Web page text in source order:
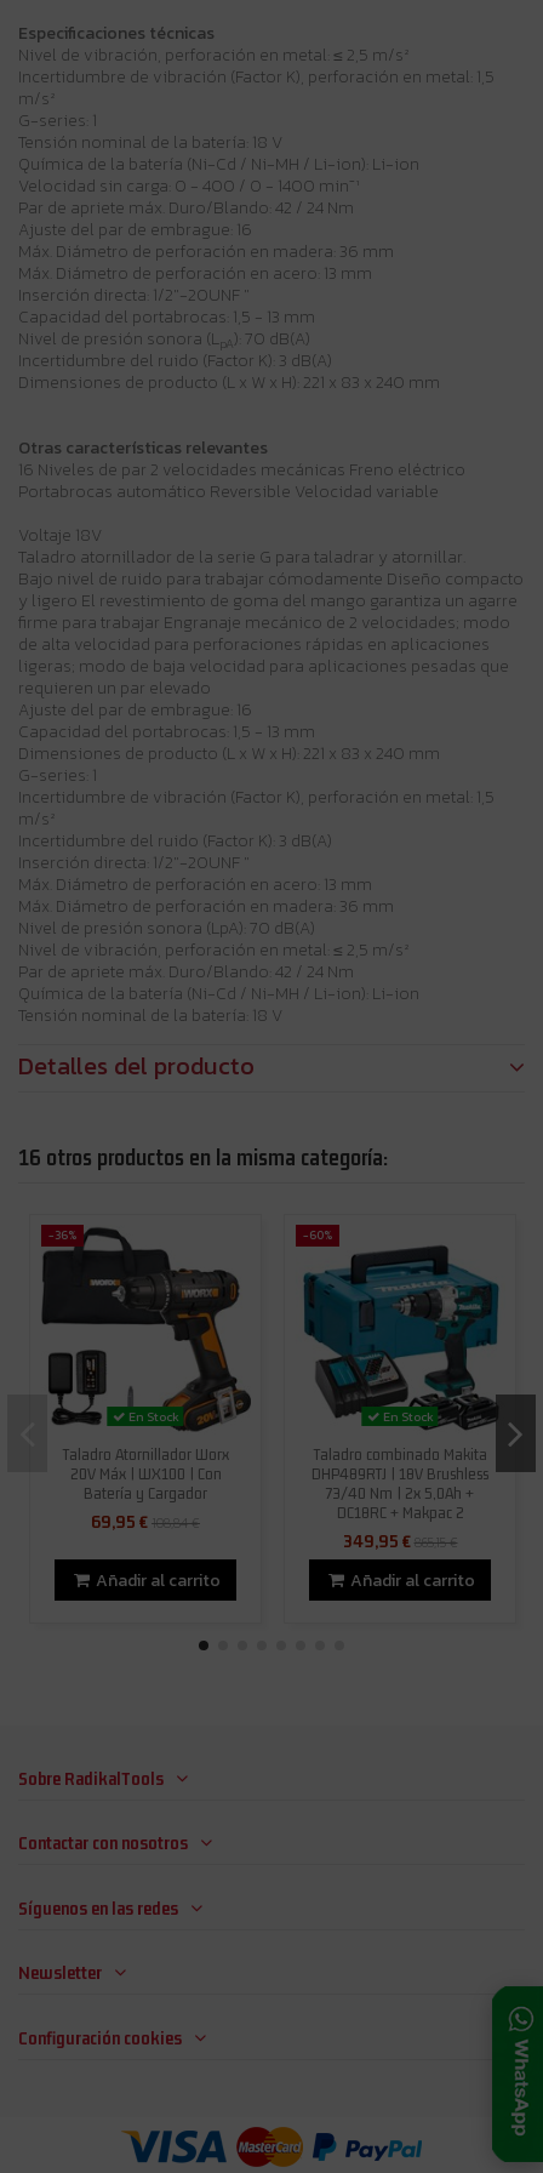
Especificaciones técnicas
Nivel de vibración, perforación en metal: ≤ 2,5 m/s²
Incertidumbre de vibración (Factor K), perforación en metal: 1,5
m/s²
G-series: 1
Tensión nominal de la batería: 18 V
Química de la batería (Ni-Cd / Ni-MH / Li-ion): Li-ion
Velocidad sin carga: 0 - 400 / 0 - 1400 min⁻¹
Par de apriete máx. Duro/Blando: 42 / 24 Nm
Ajuste del par de embrague: 16
Máx. Diámetro de perforación en madera: 36 mm
Máx. Diámetro de perforación en acero: 13 mm
Inserción directa: 1/2"-20UNF "
Capacidad del portabrocas: 1,5 - 13 mm
Nivel de presión sonora (LpA ): 70 dB(A)
Incertidumbre del ruido (Factor K): 3 dB(A)
Dimensiones de producto (L x W x H): 221 x 83 x 240 mm
Otras características relevantes
16 Niveles de par 2 velocidades mecánicas Freno eléctrico
Portabrocas automático Reversible Velocidad variable
Voltaje 18V
Taladro atornillador de la serie G para taladrar y atornillar.
Bajo nivel de ruido para trabajar cómodamente Diseño compacto
y ligero El revestimiento de goma del mango garantiza un agarre
firme para trabajar Engranaje mecánico de 2 velocidades; modo
de alta velocidad para perforaciones rápidas en aplicaciones
ligeras; modo de baja velocidad para aplicaciones pesadas que
requieren un par elevado
Ajuste del par de embrague: 16
Capacidad del portabrocas: 1,5 - 13 mm
Dimensiones de producto (L x W x H): 221 x 83 x 240 mm
G-series: 1
Incertidumbre de vibración (Factor K), perforación en metal: 1,5
m/s²
Incertidumbre del ruido (Factor K): 3 dB(A)
Inserción directa: 1/2"-20UNF "
Máx. Diámetro de perforación en acero: 13 mm
Máx. Diámetro de perforación en madera: 36 mm
Nivel de presión sonora (LpA): 70 dB(A)
Nivel de vibración, perforación en metal: ≤ 2,5 m/s²
Par de apriete máx. Duro/Blando: 42 / 24 Nm
Química de la batería (Ni-Cd / Ni-MH / Li-ion): Li-ion
Tensión nominal de la batería: 18 V
Detalles del producto
16 otros productos en la misma categoría:
-36%
En Stock
Taladro Atornillador Worx
20V Máx | WX100 | Con
Batería y Cargador
69,95 €108,84 €
Añadir al carrito
-60%
En Stock
Taladro combinado Makita
DHP489RTJ | 18V Brushless
73/40 Nm | 2x 5,0Ah +
DC18RC + Makpac 2
349,95 €865,15 €
Añadir al carrito
Sobre RadikalTools
Contactar con nosotros
Síguenos en las redes
Newsletter
Configuración cookies